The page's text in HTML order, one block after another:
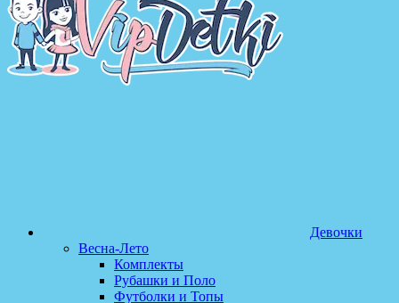
Девочки
Весна-Лето
Комплекты
Рубашки и Поло
Футболки и Топы